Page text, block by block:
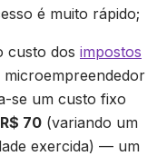
é muito rápido;
custo dos impostos
se um custo fixo
70 (variando um
exercida) — um